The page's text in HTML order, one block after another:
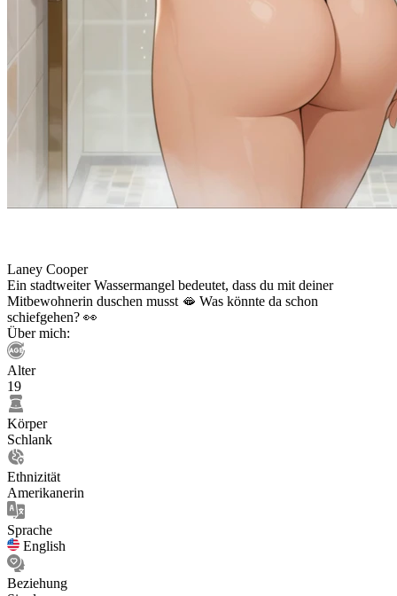
Laney Cooper
Ein stadtweiter Wassermangel bedeutet, dass du mit deiner
Mitbewohnerin duschen musst 🫦 Was könnte da schon
schiefgehen? 👀
Über mich:
Alter
19
Körper
Schlank
Ethnizität
Amerikanerin
Sprache
English
Beziehung